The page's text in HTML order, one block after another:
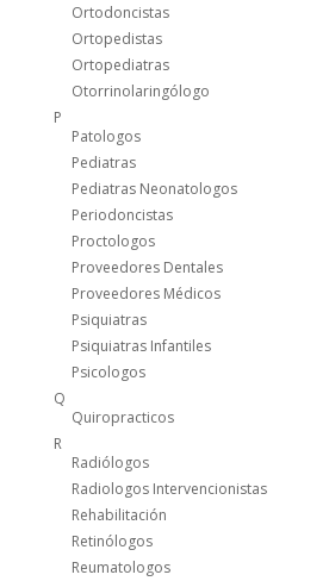
Ortodoncistas
Ortopedistas
Ortopediatras
Otorrinolaringólogo
P
Patologos
Pediatras
Pediatras Neonatologos
Periodoncistas
Proctologos
Proveedores Dentales
Proveedores Médicos
Psiquiatras
Psiquiatras Infantiles
Psicologos
Q
Quiropracticos
R
Radiólogos
Radiologos Intervencionistas
Rehabilitación
Retinólogos
Reumatologos